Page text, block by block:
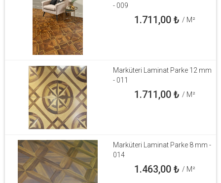
- 009
1.711,00₺ / M²
Marküteri Laminat Parke 12 mm
- 011
1.711,00₺ / M²
Marküteri Laminat Parke 8 mm -
014
1.463,00₺ / M²